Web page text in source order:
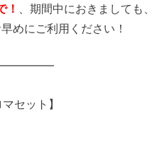
！
、期間中におきまして
めにご利用ください！
セット】